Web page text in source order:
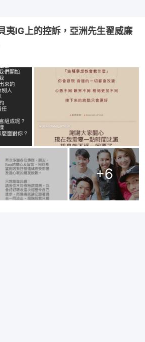
夷IG上的控訴，亞洲先生翟威廉
+6